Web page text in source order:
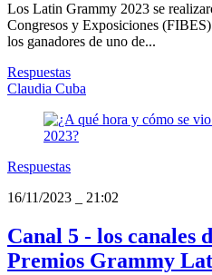
Los Latin Grammy 2023 se
Congresos y Exposiciones
los ganadores de uno de...
Respuestas
Claudia Cuba
Respuestas
16/11/2023
21:02
Canal 5 - los canales
Premios Grammy